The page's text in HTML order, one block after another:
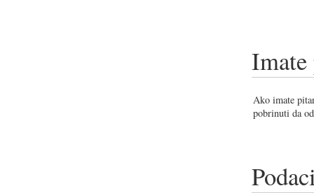
Imate
Ako imate
pobrinuti da